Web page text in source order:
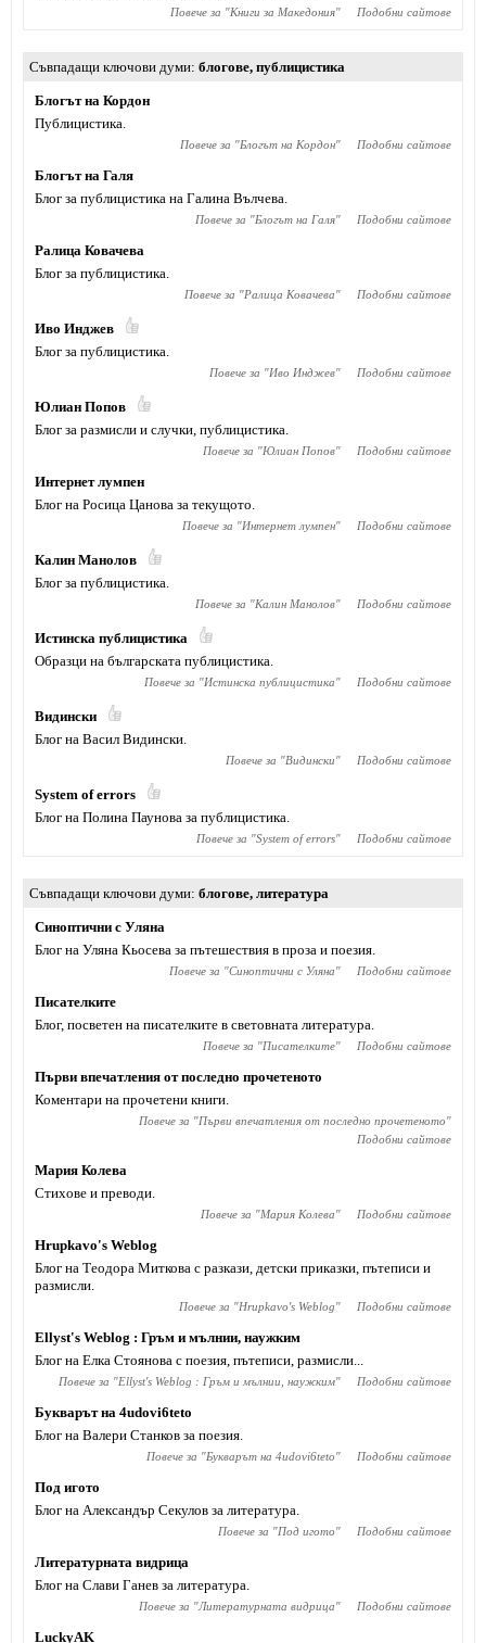
Повече за "Книги за Македония" Подобни сайтове
Съвпадащи ключови думи блогове, публицистика
Блогът на Кордон
Публицистика.
Повече за "Блогът на Кордон" Подобни сайтове
Блогът на Галя
Блог за публицистика на Галина Вълчева.
Повече за "Блогът на Галя" Подобни сайтове
Ралица Ковачева
Блог за публицистика.
Повече за "Ралица Ковачева" Подобни сайтове
Иво Инджев
Блог за публицистика.
Повече за "Иво Инджев" Подобни сайтове
Юлиан Попов
Блог за размисли и случки, публицистика.
Повече за "Юлиан Попов" Подобни сайтове
Интернет лумпен
Блог на Росица Цанова за текущото.
Повече за "Интернет лумпен" Подобни сайтове
Калин Манолов
Блог за публицистика.
Повече за "Калин Манолов" Подобни сайтове
Истинска публицистика
Образци на българската публицистика.
Повече за "Истинска публицистика" Подобни сайтове
Видински
Блог на Васил Видински.
Повече за "Видински" Подобни сайтове
System of errors
Блог на Полина Паунова за публицистика.
Повече за "System of errors" Подобни сайтове
Съвпадащи ключови думи блогове, литература
Синоптични с Уляна
Блог на Уляна Кьосева за пътешествия в проза и поезия.
Повече за "Синоптични с Уляна" Подобни сайтове
Писателките
Блог, посветен на писателките в световната литература.
Повече за "Писателките" Подобни сайтове
Първи впечатления от последно прочетеното
Коментари на прочетени книги.
Повече за "Първи впечатления от последно прочетеното"
Подобни сайтове
Мария Колева
Стихове и преводи.
Повече за "Мария Колева" Подобни сайтове
Hrupkavo's Weblog
Блог на Теодора Миткова с разкази, детски приказки, пътеписи и
размисли.
Повече за "Hrupkavo's Weblog" Подобни сайтове
Ellyst's Weblog : Гръм и мълнии, наужким
Блог на Елка Стоянова с поезия, пътеписи, размисли...
Повече за "Ellyst's Weblog : Гръм и мълнии, наужким" Подобни сайтове
Букварът на 4udovi6teto
Блог на Валери Станков за поезия.
Повече за "Букварът на 4udovi6teto" Подобни сайтове
Под игото
Блог на Александър Секулов за литература.
Повече за "Под игото" Подобни сайтове
Литературната видрица
Блог на Слави Ганев за литература.
Повече за "Литературната видрица" Подобни сайтове
LuckyAK